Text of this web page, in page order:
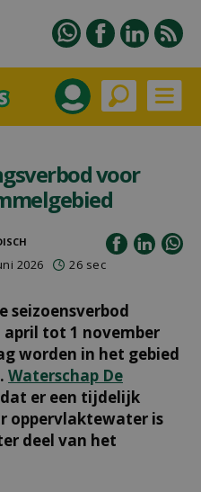
voor
2026 26 sec
seizoensverbod
tot 1 november
worden in het gebied
Waterschap De
er een tijdelijk
oppervlaktewater is
deel van het